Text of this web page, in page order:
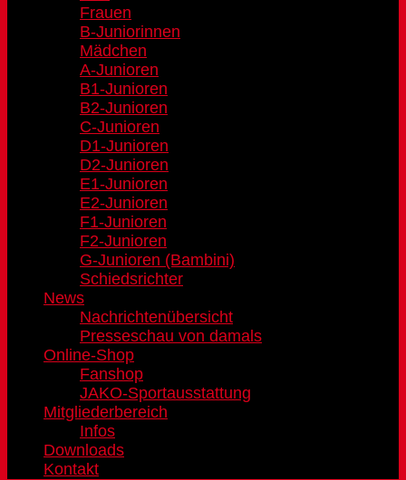
Frauen
B-Juniorinnen
Mädchen
A-Junioren
B1-Junioren
B2-Junioren
C-Junioren
D1-Junioren
D2-Junioren
E1-Junioren
E2-Junioren
F1-Junioren
F2-Junioren
G-Junioren (Bambini)
Schiedsrichter
News
Nachrichtenübersicht
Presseschau von damals
Online-Shop
Fanshop
JAKO-Sportausstattung
Mitgliederbereich
Infos
Downloads
Kontakt